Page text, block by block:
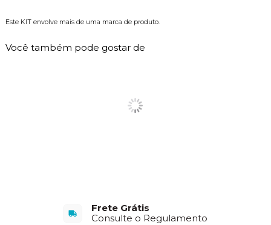
Este KIT envolve mais de uma marca de produto.
Você também pode gostar de
Frete Grátis
Consulte o Regulamento